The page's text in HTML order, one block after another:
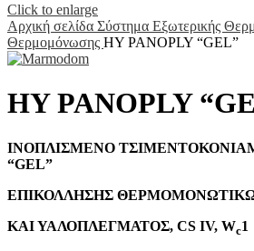
Click to enlarge
Αρχική σελίδα Σύστημα Εξωτερικής
Θερμομόνωσης HY PANOPLY “GEL”
HY PANOPLY
ΙΝOΠΛΙΣΜΕΝΟ
“GEL”
ΕΠΙΚΟΛΛΗΣΗΣ
ΚΑΙ ΥΑΛΟΠΛΕΓΜΑΤΟΣ, CS IV, Wc1